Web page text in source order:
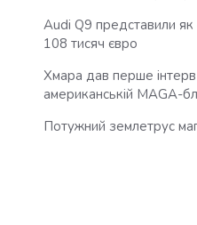
Audi Q9 представили
108 тисяч євро
Хмара дав перше
американській MAGA-
Потужний землетрус